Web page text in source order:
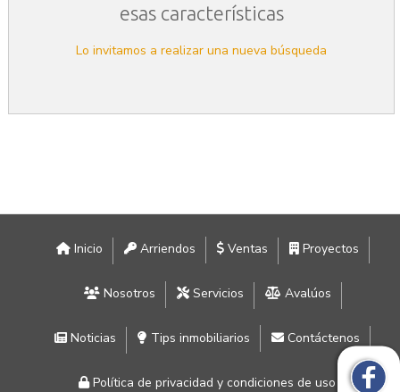
esas características
Lo invitamos a realizar una nueva búsqueda
Inicio Arriendos Ventas Proyectos
Nosotros Servicios Avalúos
Noticias Tips inmobiliarios Contáctenos
Política de privacidad y condiciones de uso